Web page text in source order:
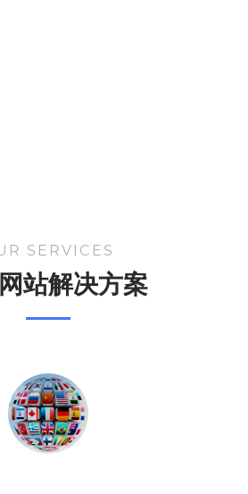
SERVICES
站解决方案